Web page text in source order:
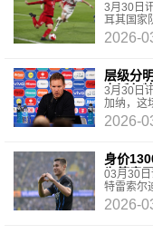
3月30日
耳其国家
拉的想法
2026-
层级分
力沃尔
3月30日
加纳，这
热身赛。
2026-
身价
为德意
03月30
特雷索尔
梯队，早
2026-